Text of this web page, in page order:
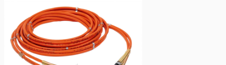
souhaits